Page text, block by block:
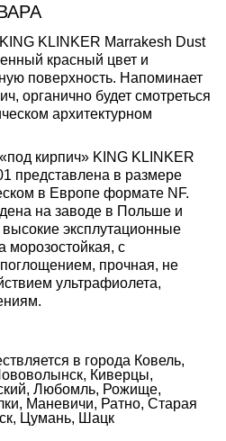
KLINKER Marrakesh Dust
красный цвет и
поверхность. Напоминает
органично будет смотреться
архитектурном
кирпич» KING KLINKER
представлена ​​в размере
в Европе формате NF.
на заводе в Польше и
эксплутационные
морозостойкая, с
прочная, не
ультрафиолета,
в города Ковель,
Киверцы,
Любомль, Рожище,
Маневичи, Ратно, Старая
Цумань, Шацк